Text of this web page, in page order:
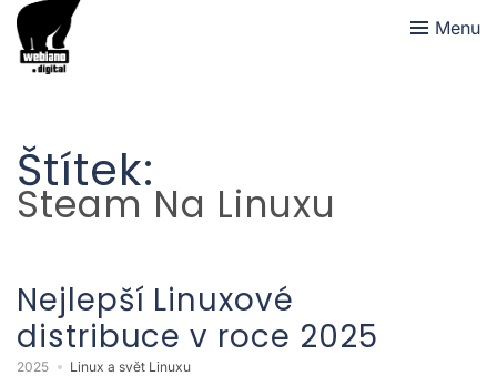
Menu
Štítek:
Steam Na Linuxu
Nejlepší Linuxové
distribuce v roce 2025
2025 Linux a svět Linuxu